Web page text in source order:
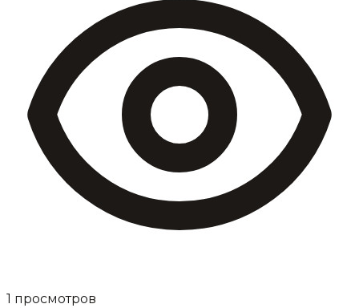
1 просмотров